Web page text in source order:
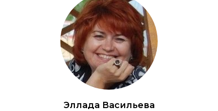
Эллада Васильева